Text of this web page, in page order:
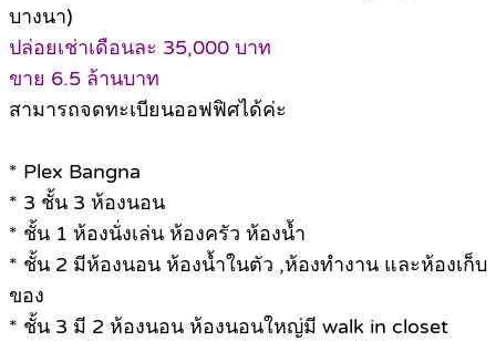
บางนา)
ปล่อยเช่าเดือนละ 35,000 บาท
ขาย 6.5 ล้านบาท
สามารถจดทะเบียนออฟฟิศได้ค่ะ
* Plex Bangna
* 3 ชั้น 3 ห้องนอน
* ชั้น 1 ห้องนั่งเล่น ห้องครัว ห้องน้ำ
* ชั้น 2 มีห้องนอน ห้องน้ำในตัว ,ห้องทำงาน และห้องเก็บ
ของ
* ชั้น 3 มี 2 ห้องนอน ห้องนอนใหญ่มี walk in closet